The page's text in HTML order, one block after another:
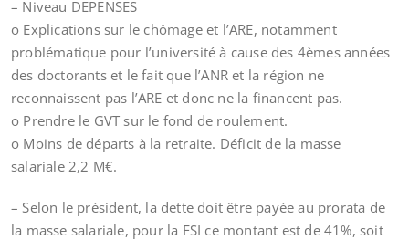
– Niveau DEPENSES
o Explications sur le chômage et l’ARE, notamment
problématique pour l’université à cause des 4èmes années
des doctorants et le fait que l’ANR et la région ne
reconnaissent pas l’ARE et donc ne la financent pas.
o Prendre le GVT sur le fond de roulement.
o Moins de départs à la retraite. Déficit de la masse
salariale 2,2 M€.
– Selon le président, la dette doit être payée au prorata de
la masse salariale, pour la FSI ce montant est de 41%, soit